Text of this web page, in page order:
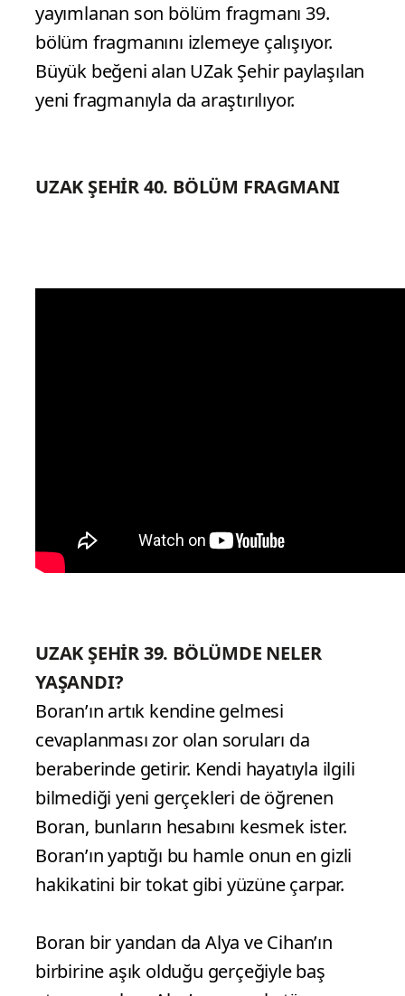
yayımlanan son bölüm fragmanı 39.
bölüm fragmanını izlemeye çalışıyor.
Büyük beğeni alan UZak Şehir paylaşılan
yeni fragmanıyla da araştırılıyor.
UZAK ŞEHİR 40. BÖLÜM FRAGMANI
UZAK ŞEHİR 39. BÖLÜMDE NELER
YAŞANDI?
Boran’ın artık kendine gelmesi
cevaplanması zor olan soruları da
beraberinde getirir. Kendi hayatıyla ilgili
bilmediği yeni gerçekleri de öğrenen
Boran, bunların hesabını kesmek ister.
Boran’ın yaptığı bu hamle onun en gizli
hakikatini bir tokat gibi yüzüne çarpar.
Boran bir yandan da Alya ve Cihan’ın
birbirine aşık olduğu gerçeğiyle baş